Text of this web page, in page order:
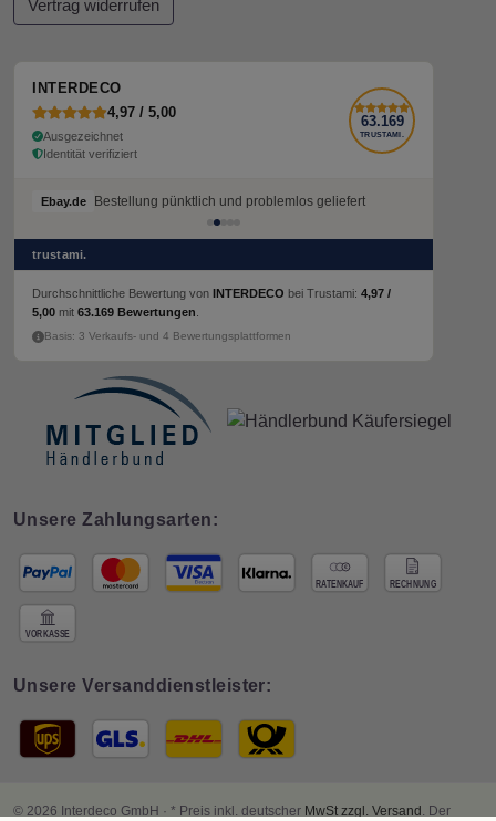
Vertrag widerrufen
INTERDECO
4,97 / 5,00
Ausgezeichnet
Identität verifiziert
63.169
TRUSTAMI.
Ebay.de Bestellung pünktlich und problemlos geliefert
Ebay.de Bestellung pünktlich und problemlos geliefert
trustami.
Durchschnittliche Bewertung von INTERDECO bei Trustami: 4,97 /
5,00 mit 63.169 Bewertungen.
Basis: 3 Verkaufs- und 4 Bewertungsplattformen
Unsere Zahlungsarten:
Unsere Versanddienstleister:
© 2026 Interdeco GmbH · * Preis inkl. deutscher MwSt zzgl. Versand. Der